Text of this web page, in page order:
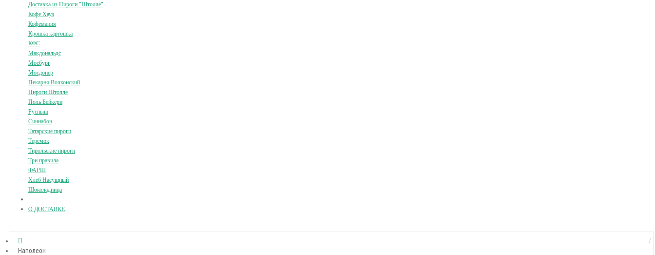
Доставка из Пироги "Штолле"
Кофе Хауз
Кофемания
Крошка картошка
КФС
Макдональдс
Мосбург
Мосдонер
Пекарня Волконский
Пироги Штолле
Поль Бейкери
Руспыш
Синнабон
Татарские пироги
Теремок
Тирольские пироги
Три правила
ФАРШ
Хлеб Насущный
Шоколадница
О ДОСТАВКЕ
Наполеон